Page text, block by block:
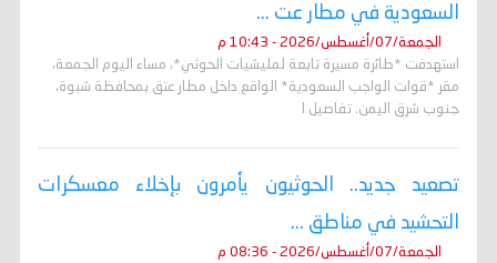
السعودية في مطار عت ...
الجمعة/07/أغسطس/2026 - 10:43 م
استهدفت *طائرة مسيرة تابعة لمليشيات الحوثي*، مساء اليوم الجمعة،
مقر *قوات الواجب السعودية* الواقع داخل مطار عتق بمحافظة شبوة،
جنوب شرق اليمن. تفاصيل ا
تصعيد جديد.. الحوثيون يأمرون بإخلاء معسكرات
التحشيد في مناطق ...
الجمعة/07/أغسطس/2026 - 08:36 م